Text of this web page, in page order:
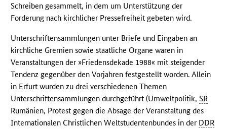
Schreiben gesammelt, in dem um Unterstützung der
Forderung nach kirchlicher Pressefreiheit gebeten wird.
Unterschriftensammlungen unter Briefe und Eingaben an
kirchliche Gremien sowie staatliche Organe waren in
Veranstaltungen der »Friedensdekade 1988« mit steigender
Tendenz gegenüber den Vorjahren festgestellt worden. Allein
in Erfurt wurden zu drei verschiedenen Themen
Unterschriftensammlungen durchgeführt (Umweltpolitik,SR
Rumänien, Protest gegen die Absage der Veranstaltung des
Internationalen Christlichen Weltstudentenbundes in der DDR